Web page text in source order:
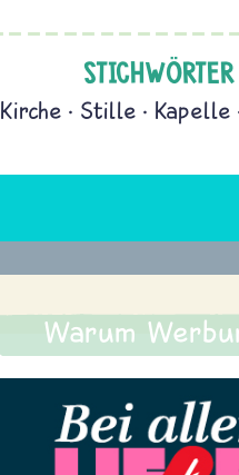
STICHWÖRTER
Kirche Stille Kapelle
Warum